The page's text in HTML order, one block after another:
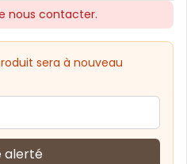
nous contacter.
sera à nouveau
alerté